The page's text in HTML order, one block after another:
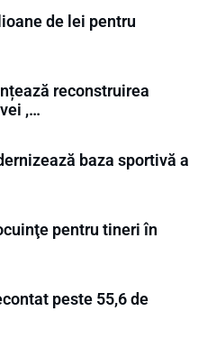
de lei pentru
reconstruirea
,…
baza sportivă a
pentru tineri în
peste 55,6 de